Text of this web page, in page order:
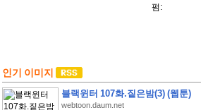
펌:
인기 이미지
블랙윈터 107화.짙은밤(3) (웹툰)
webtoon.daum.net